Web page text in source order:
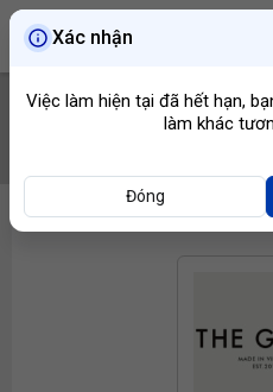
Xác nhận
Việc làm hiện tại đã hết hạn,
làm khác
Đóng